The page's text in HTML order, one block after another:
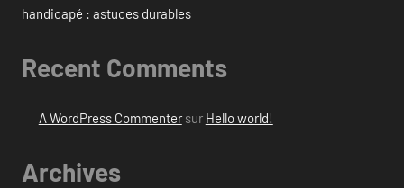
handicapé : astuces durables
Recent Comments
A WordPress Commentersur Hello world!
Archives